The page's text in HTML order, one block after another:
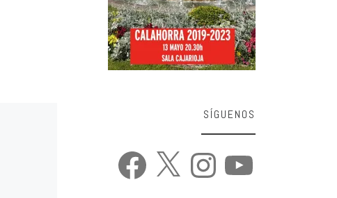
SÍGUENOS
Facebook Instagram YouTube